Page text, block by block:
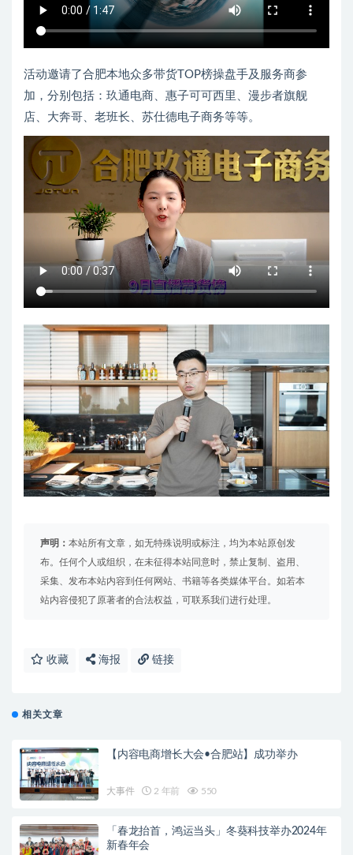
活动邀请了合肥本地众多带货TOP榜操盘手及服务商参
加，分别包括：玖通电商、惠子可可西里、漫步者旗舰
店、大奔哥、老班长、苏仕德电子商务等等。
声明： 本站所有文章，如无特殊说明或标注，均为本站原创发
布。任何个人或组织，在未征得本站同意时，禁止复制、盗用、
采集、发布本站内容到任何网站、书籍等各类媒体平台。如若本
站内容侵犯了原著者的合法权益，可联系我们进行处理。
收藏 海报 链接
相关文章
【内容电商增长大会•合肥站】成功举办
大事件 2 年前 550
「春龙抬首，鸿运当头」冬葵科技举办2024年
新春年会